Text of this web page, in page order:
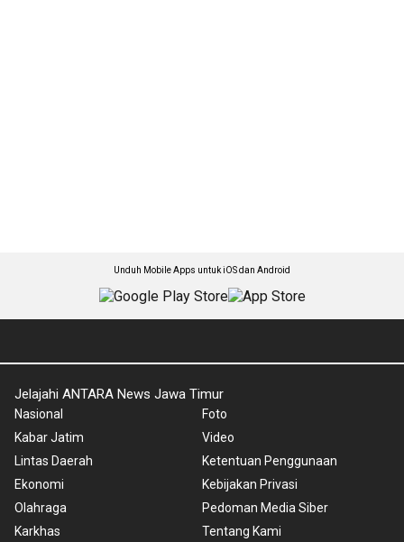
Unduh Mobile Apps untuk iOS dan Android
Jelajahi ANTARA News Jawa Timur
Nasional
Kabar Jatim
Lintas Daerah
Ekonomi
Olahraga
Karkhas
Foto
Video
Ketentuan Penggunaan
Kebijakan Privasi
Pedoman Media Siber
Tentang Kami